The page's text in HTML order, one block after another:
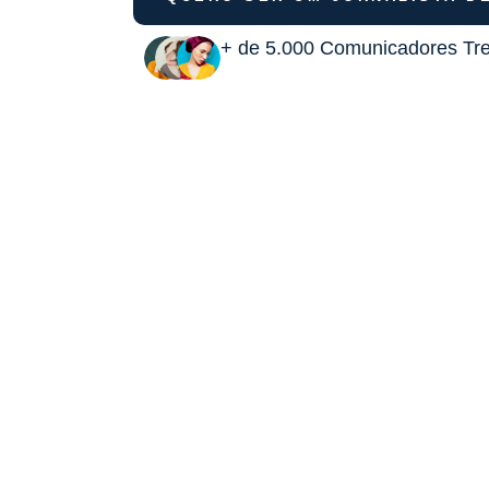
+ de 5.000 Comunicadores